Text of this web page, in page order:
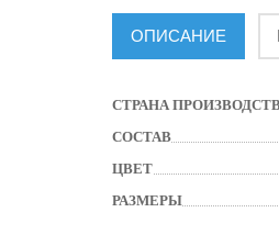
ОПИСАНИЕ
СТРАНА
СОСТАВ
ЦВЕТ
РАЗМЕРЫ